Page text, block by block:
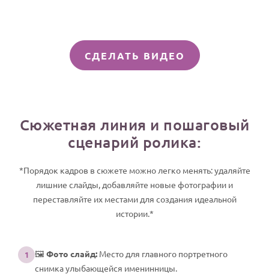
СДЕЛАТЬ ВИДЕО
Сюжетная линия и пошаговый
сценарий ролика:
*Порядок кадров в сюжете можно легко менять: удаляйте
лишние слайды, добавляйте новые фотографии и
переставляйте их местами для создания идеальной
истории.*
1 🖼️ Фото слайд: Место для главного портретного
снимка улыбающейся именинницы.